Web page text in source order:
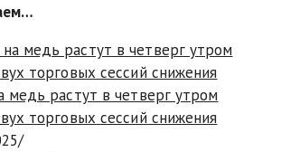
медь растут в четверг утром
торговых сессий снижения
/